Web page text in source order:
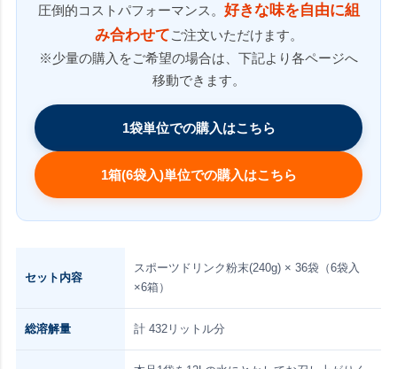
圧倒的コストパフォーマンス。 好きな味を自由に組
み合わせてご注文いただけます。
※少量の購入をご希望の場合は、下記より各ページへ
移動できます。
1袋単位での購入はこちら
1箱(6袋入)単位での購入はこちら
セット内容
スポーツドリンク粉末(240g) × 36袋（6袋入
×6箱）
総溶解量 計 432リットル分